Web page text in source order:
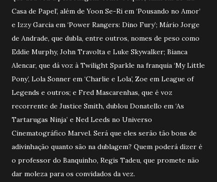
Casa de Papel’, além de Yoon Se-Ri em ‘Pousando no Amor’
e Izzy Garcia em ‘Power Rangers: Dino Fury’; Mário Jorge
de Andrade, que dubla, entre outros, nomes de peso como
Eddie Murphy, John Travolta e Luke Skywalker; Bianca
Alencar, que dá voz à Twilight Sparkle na franquia ‘My Little
Pony’, Lola Sonner em ‘Charlie e Lola’, Zoe em League of
Legends e outros; e Fred Mascarenhas, que é voz
recorrente de Justice Smith, dublou Donatello em ‘As
Tartarugas Ninja’ e Ned Leeds no Universo
Cinematográfico Marvel. Será que eles serão tão bons de
adivinhação quanto são na dublagem? Quem poderá dizer é
o professor do Banquinho, Regis Tadeu, que promete não
dar moleza para os convidados da vez.